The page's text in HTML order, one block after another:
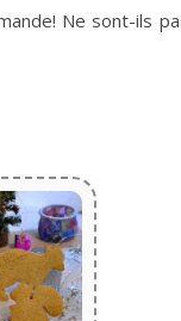
Ne sont-ils